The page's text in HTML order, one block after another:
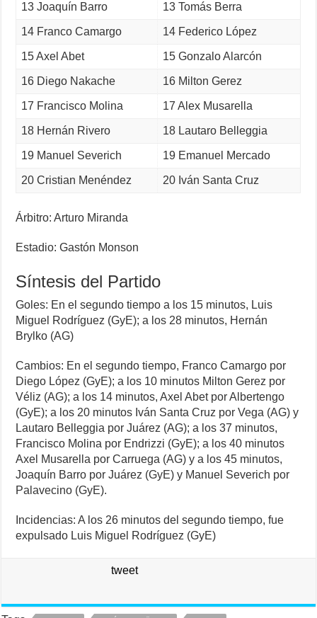
13 Joaquín Barro 13 Tomás Berra
14 Franco Camargo 14 Federico López
15 Axel Abet 15 Gonzalo Alarcón
16 Diego Nakache 16 Milton Gerez
17 Francisco Molina 17 Alex Musarella
18 Hernán Rivero 18 Lautaro Belleggia
19 Manuel Severich 19 Emanuel Mercado
20 Cristian Menéndez 20 Iván Santa Cruz
Árbitro: Arturo Miranda
Estadio: Gastón Monson
Síntesis del Partido
Goles: En el segundo tiempo a los 15 minutos, Luis
Miguel Rodríguez (GyE); a los 28 minutos, Hernán
Brylko (AG)
Cambios: En el segundo tiempo, Franco Camargo por
Diego López (GyE); a los 10 minutos Milton Gerez por
Véliz (AG); a los 14 minutos, Axel Abet por Albertengo
(GyE); a los 20 minutos Iván Santa Cruz por Vega (AG) y
Lautaro Belleggia por Juárez (AG); a los 37 minutos,
Francisco Molina por Endrizzi (GyE); a los 40 minutos
Axel Musarella por Carruega (AG) y a los 45 minutos,
Joaquín Barro por Juárez (GyE) y Manuel Severich por
Palavecino (GyE).
Incidencias: A los 26 minutos del segundo tiempo, fue
expulsado Luis Miguel Rodríguez (GyE)
tweet